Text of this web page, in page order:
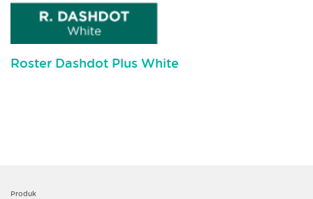
Roster Dashdot Plus White
Produk